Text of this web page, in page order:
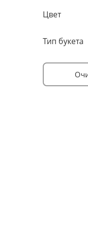
Цвет
Тип букета